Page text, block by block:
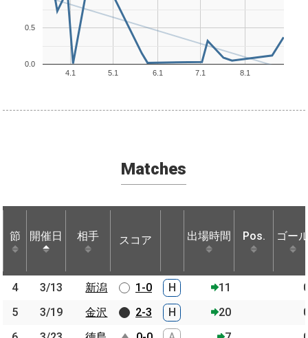
4.1 5.1 6.1 7.1 8.1
0.0
0.5
Matches
節 開催日 相手 スコア 出場時間 Pos. ゴー
節 開催日 相手 スコア 出場時間 ゴー
4 3/13 新潟 1-0 H 11
5
3/19 金沢 2-3 H 20
節 開催日 相手
4 3/13
新潟
5
3/19
金沢